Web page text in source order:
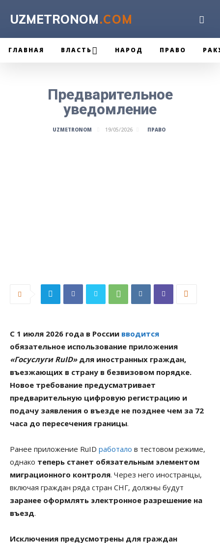
UZMETRONOM.COM
ГЛАВНАЯ ВЛАСТЬ НАРОД ПРАВО
Предварительное
уведомление
UZMETRONOM 19/05/2026 ПРАВО
С 1 июля 2026 года в России вводится
обязательное использование приложения
«Госуслуги RuID»для иностранных граждан,
въезжающих в страну в безвизовом порядке.
Новое требование предусматривает
предварительную цифровую регистрацию и
подачу заявления о въезде не позднее чем за 72
часа до пересечения границы.
Ранее приложение RuID работало в тестовом режиме,
однако теперь станет обязательным элементом
миграционного контроля. Через него иностранцы,
включая граждан ряда стран СНГ, должны будут
заранее оформлять электронное разрешение на
въезд.
Исключения предусмотрены для граждан